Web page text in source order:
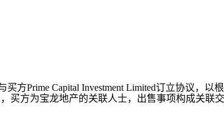
Prime Capital Investment Limited订立协议，以
买方为宝龙地产的关联人士，出售事项构成关联交